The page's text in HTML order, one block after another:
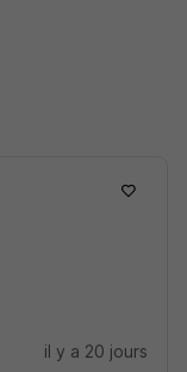
il y a 20 jours